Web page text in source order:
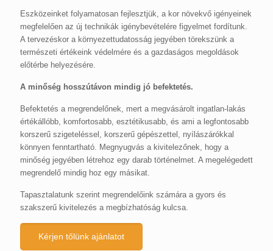
Eszközeinket folyamatosan fejlesztjük, a kor növekvő igényeinek
megfelelően az új technikák igénybevételére figyelmet fordítunk.
A tervezéskor a környezettudatosság jegyében törekszünk a
természeti értékeink védelmére és a gazdaságos megoldások
előtérbe helyezésére.
A minőség hosszútávon mindig jó befektetés.
Befektetés a megrendelőnek, mert a megvásárolt ingatlan-lakás
értékállóbb, komfortosabb, esztétikusabb, és ami a legfontosabb
korszerű szigeteléssel, korszerű gépészettel, nyílászárókkal
könnyen fenntartható. Megnyugvás a kivitelezőnek, hogy a
minőség jegyében létrehoz egy darab történelmet. A megelégedett
megrendelő mindig hoz egy másikat.
Tapasztalatunk szerint megrendelőink számára a gyors és
szakszerű kivitelezés a megbízhatóság kulcsa.
Kérjen tőlünk ajánlatot